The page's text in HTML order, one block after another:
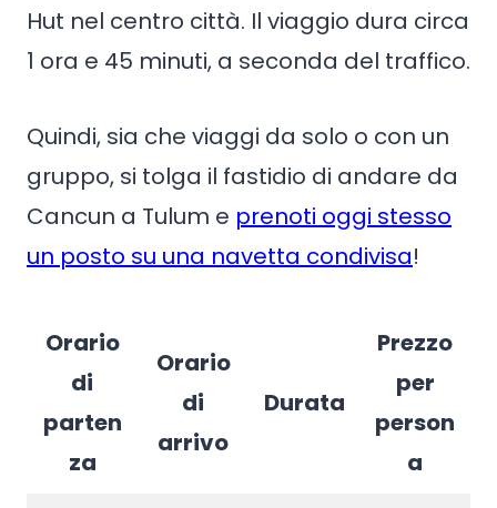
Hut nel centro città. Il viaggio dura circa
1 ora e 45 minuti, a seconda del traffico.
Quindi, sia che viaggi da solo o con un
gruppo, si tolga il fastidio di andare da
Cancun a Tulum e prenoti oggi stesso
un posto su una navetta condivisa!
Orario
di
parten
za
Orario
di
arrivo
Durata
Prezzo
per
person
a